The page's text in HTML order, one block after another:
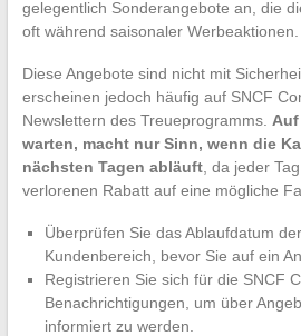
gelegentlich Sonderangebote an, die
oft während saisonaler Werbeaktionen.
Diese Angebote sind nicht mit
erscheinen jedoch häufig auf SNCF
Newslettern des Treueprogramms.
warten, macht nur Sinn, wenn die
nächsten Tagen abläuft, da jeder
verlorenen Rabatt auf eine mögliche
Überprüfen Sie das Ablaufdatum
Kundenbereich, bevor Sie auf ein
Registrieren Sie sich für die SNCF
Benachrichtigungen, um über
informiert zu werden.